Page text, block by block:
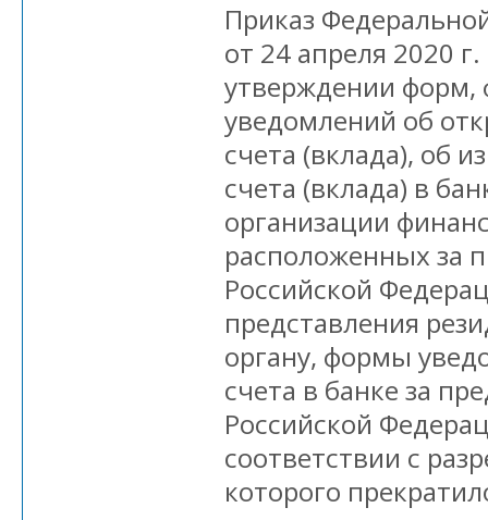
Приказ
от 24 апреля 2020
утверждении форм,
уведомлений об
счета (вклада), об
счета (вклада) в
организации
расположенных за
Российской
представления
органу, формы
счета в банке за
Российской
соответствии с
которого